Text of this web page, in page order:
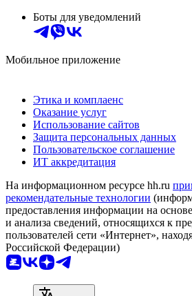
Боты для уведомлений
Мобильное приложение
Этика и комплаенс
Оказание услуг
Использование сайтов
Защита персональных данных
Пользовательское соглашение
ИТ аккредитация
На информационном ресурсе hh.ru
рекомендательные технологии
предоставления информации на
и анализа сведений, относящихся к
пользователей сети «Интернет»,
Российской Федерации)